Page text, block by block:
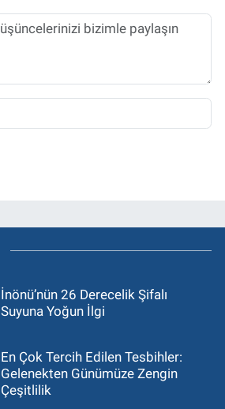
İnönü’nün 26 Derecelik Şifalı
Suyuna Yoğun İlgi
En Çok Tercih Edilen Tesbihler:
Gelenekten Günümüze Zengin
Çeşitlilik